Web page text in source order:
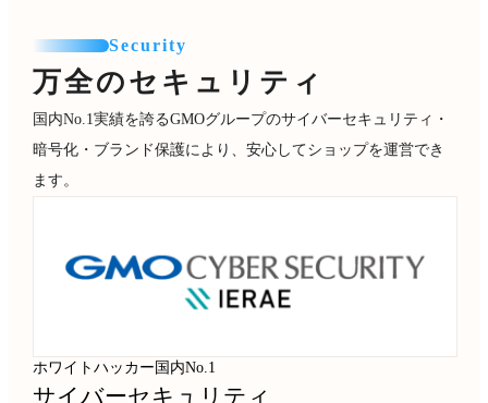
Security
万全のセキュリティ
国内No.1実績を誇るGMOグループのサイバーセキュリティ・
暗号化・ブランド保護により、安心してショップを運営でき
ます。
ホワイトハッカー国内No.1
サイバーセキュリティ